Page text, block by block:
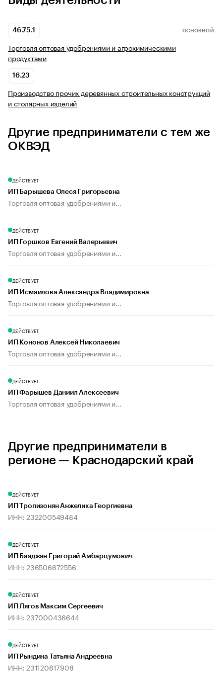
46.75.1 ОСНОВНОЙ
Торговля оптовая удобрениями и агрохимическими
продуктами
16.23
Производство прочих деревянных строительных конструкций
и столярных изделий
Другие предприниматели с тем же
ОКВЭД
ДЕЙСТВУЕТ
ИП Барышева Олеся Григорьевна
Торговля оптовая удобрениями и...
ДЕЙСТВУЕТ
ИП Горшков Евгений Валерьевич
Торговля оптовая удобрениями и...
ДЕЙСТВУЕТ
ИП Исмаилова Александра Владимировна
Торговля оптовая удобрениями и...
ДЕЙСТВУЕТ
ИП Кононов Алексей Николаевич
Торговля оптовая удобрениями и...
ДЕЙСТВУЕТ
ИП Фарышев Даниил Алексеевич
Торговля оптовая удобрениями и...
Другие предприниматели в
регионе — Краснодарский край
ДЕЙСТВУЕТ
ИП Тропизонян Анжелика Георгиевна
ИНН: 232200549484
ДЕЙСТВУЕТ
ИП Баяджян Григорий Амбарцумович
ИНН: 236506672556
ДЕЙСТВУЕТ
ИП Лягов Максим Сергеевич
ИНН: 237000436644
ДЕЙСТВУЕТ
ИП Рындина Татьяна Андреевна
ИНН: 231120817908